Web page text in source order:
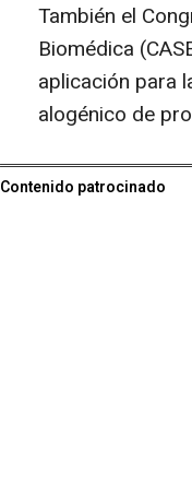
También el
Biomédica
aplicación para
alogénico de
Contenido patrocinado